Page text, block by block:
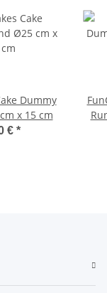
Dummy
cm x 15 cm
€ *